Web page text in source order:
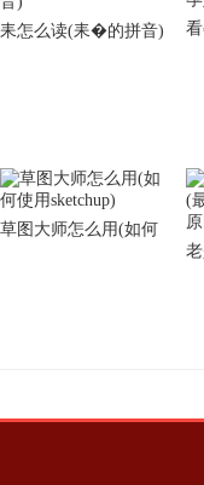
耒怎么读(耒�的拼音)
草图大师怎么用(如何